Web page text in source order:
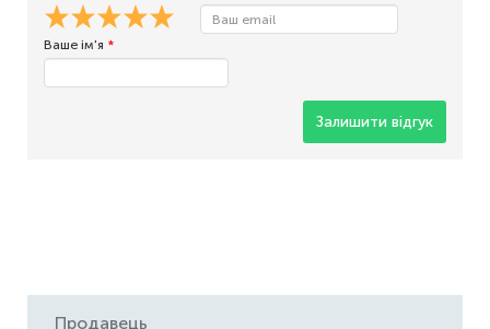
Ваше ім'я *
Залишити відгук
Продавець